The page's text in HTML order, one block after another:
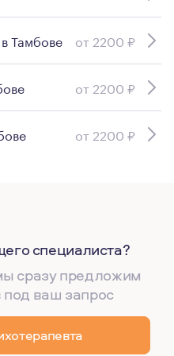
Тамбове от 2200 ₽
от 2200 ₽
от 2200 ₽
специалиста?
сразу предложим
под ваш запрос